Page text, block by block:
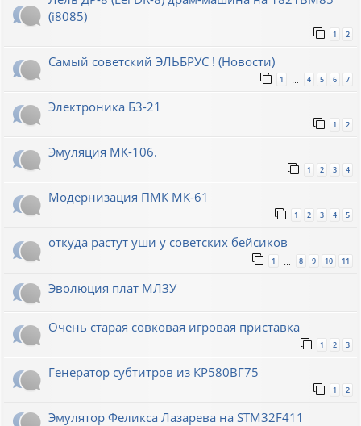
(i8085)
1 2
Самый советский ЭЛЬБРУС ! (Новости)
1 … 4 5 6 7
Электроника Б3-21
1 2
Эмуляция МК-106.
1 2 3 4
Модернизация ПМК МК-61
1 2 3 4 5
откуда растут уши у советских бейсиков
1 8 9 10 11
Эволюция плат МЛЗУ
Очень старая совковая игровая приставка
1 2 3
Генератор субтитров из КР580ВГ75
1 2
Эмулятор Феликса Лазарева на STM32F411